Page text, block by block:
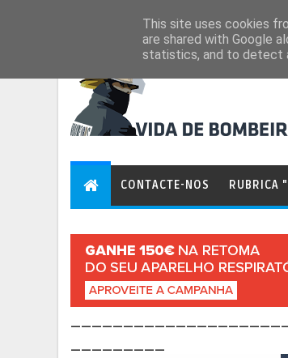
CONTACTE-NOS RUBRICA
This site uses cookies
are shared with Google
statistics, and to detect